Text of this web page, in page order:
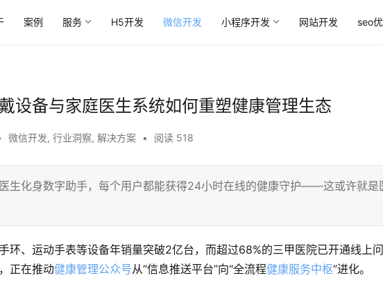
案例 服务 H5开发 微信开发 小程序开发 网站开发 seo
设备与家庭医生系统如何重塑健康管理生态
微信开发, 行业洞察, 解决方案 • 阅读 518
生化身数字助手，每个用户都能获得24小时在线的健康守护——这或许就是
环、运动手表等设备年销量突破2亿台，而超过68%的三甲医院已开通线上
正在推动健康管理公众号从“信息推送平台”向“全流程健康服务中枢”进化。